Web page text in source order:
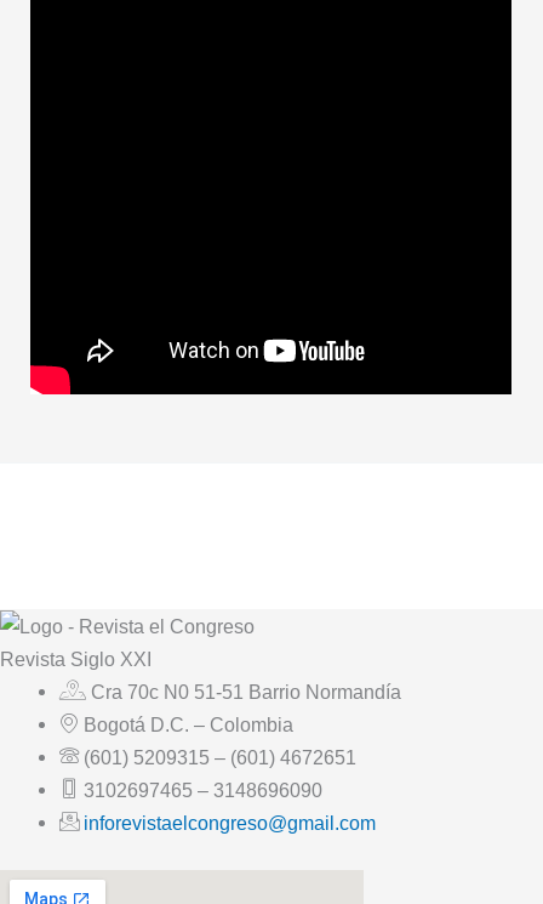
Revista Siglo XXI
Cra 70c N0 51-51 Barrio Normandía
Bogotá D.C. – Colombia
(601) 5209315 – (601) 4672651
3102697465 – 3148696090
inforevistaelcongreso@gmail.com